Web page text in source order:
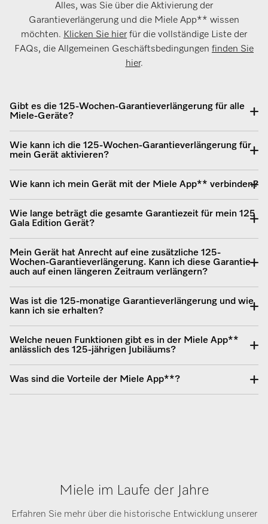
Alles, was Sie über die Aktivierung der
Garantieverlängerung und die Miele App** wissen
möchten. Klicken Sie hierfür die vollständige Liste der
FAQs, die Allgemeinen Geschäftsbedingungen finden Sie
hier.
Gibt es die 125-Wochen-Garantieverlängerung für alle
Miele-Geräte?
Wie kann ich die 125-Wochen-Garantieverlängerung für
mein Gerät aktivieren?
Wie kann ich mein Gerät mit der Miele App** verbinden?
Wie lange beträgt die gesamte Garantiezeit für mein 125
Gala Edition Gerät?
Mein Gerät hat Anrecht auf eine zusätzliche 125-
Wochen-Garantieverlängerung. Kann ich diese Garantie
auch auf einen längeren Zeitraum verlängern?
Was ist die 125-monatige Garantieverlängerung und wie
kann ich sie erhalten?
Welche neuen Funktionen gibt es in der Miele App**
anlässlich des 125-jährigen Jubiläums?
Was sind die Vorteile der Miele App**?
Miele im Laufe der Jahre
Erfahren Sie mehr über die historische Entwicklung unserer